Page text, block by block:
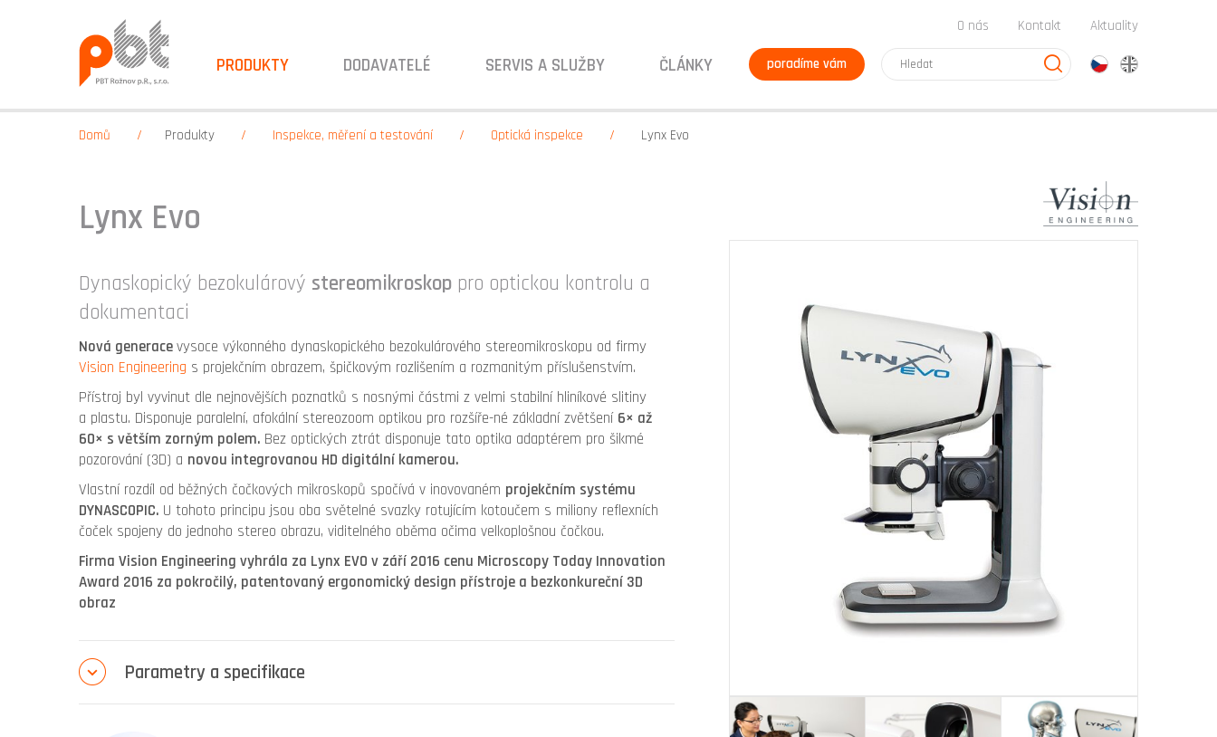
O nás Kontakt Aktuality
PRODUKTY DODAVATELÉ SERVIS A SLUŽBY ČLÁNKY poradíme vám cz
Domů Produkty Inspekce, měření a testování Optická inspekce Lynx Evo
Lynx Evo
Dynaskopický bezokulárový stereomikroskop pro optickou kontrolu a
dokumentaci
Nová generacevysoce výkonného dynaskopického bezokulárového stereomikroskopu od firmy
Vision Engineering s projekčním obrazem, špičkovým rozlišením a rozmanitým příslušenstvím.
Přístroj byl vyvinut dle nejnovějších poznatků s nosnými částmi z velmi stabilní hliníkové slitiny
a plastu. Disponuje paralelní, afokální stereozoom optikou pro rozšíře-né základní zvětšení 6× až
60× s větším zorným polem. Bez optických ztrát disponuje tato optika adaptérem pro šikmé
pozorování (3D) a novou integrovanou HD digitální kamerou.
Vlastní rozdíl od běžných čočkových mikroskopů spočívá v inovovaném projekčním systému
DYNASCOPIC. U tohoto principu jsou oba světelné svazky rotujícím kotoučem s miliony reflexních
čoček spojeny do jednoho stereo obrazu, viditelného oběma očima velkoplošnou čočkou.
Firma Vision Engineering vyhrála za Lynx EVO v září 2016 cenu Microscopy Today Innovation
Award 2016 za pokročilý, patentovaný ergonomický design přístroje a bezkonkureční 3D
obraz
Parametry a specifikace